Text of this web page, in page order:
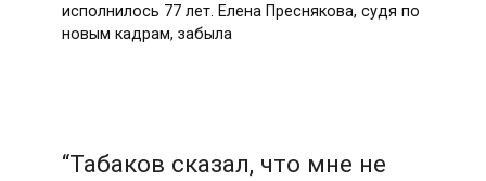
исполнилось 77 лет. Елена Преснякова, судя по
новым кадрам, забыла
“Табаков сказал, что мне не